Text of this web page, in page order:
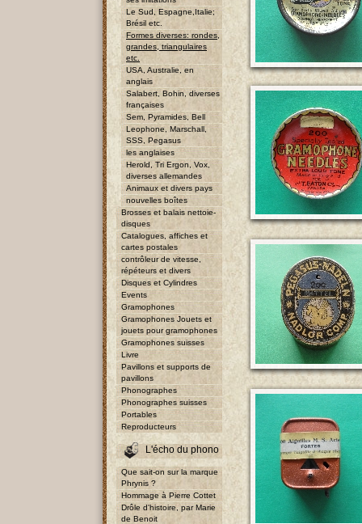
Le Sud, Espagne,Italie;
Brésil etc.
Formes diverses: rondes,
grandes, triangulaires
etc.
USA, Australie, en
anglais
Salabert, Bohin, diverses
françaises
Sem, Pyramides, Bell
Leophone, Marschall,
SSS, Pegasus
les anglaises
Herold, Tri Ergon, Vox,
diverses allemandes
Animaux et divers pays
nouvelles boîtes
Brosses et balais nettoie-
disques
Catalogues, affiches et
cartes postales
contrôleur de vitesse,
répéteurs et divers
Disques et Cylindres
Events
Gramophones
Gramophones Jouets et
jouets pour gramophones
Gramophones suisses
Livre
Pavillons et supports de
pavillons
Phonographes
Phonographes suisses
Portables
Reproducteurs
L'écho du phono
Que sait-on sur la marque
Phrynis ?
Hommage à Pierre Cottet
Drôle d'histoire, par Marie
de Benoit